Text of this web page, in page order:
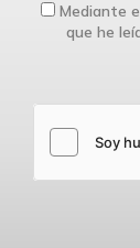
Mediante
que he